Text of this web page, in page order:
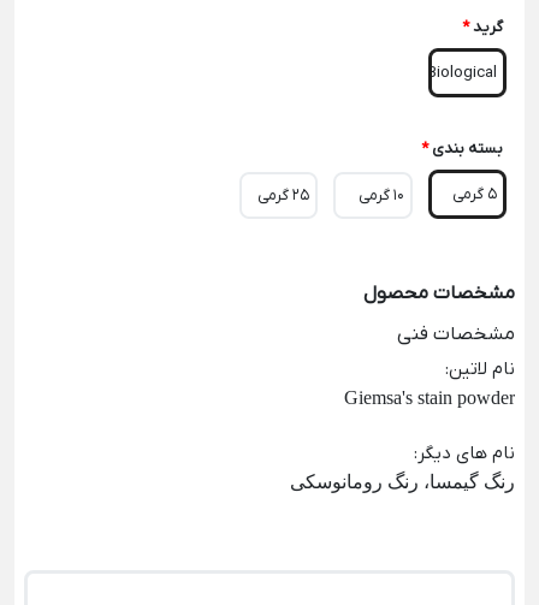
گرید*
Biological
بسته بندی *
5 گرمی 10 گرمی 25 گرمی
مشخصات محصول
مشخصات فنی
نام لاتین:
Giemsa's stain powder
نام های دیگر :
رنگ گیمسا، رنگ رومانوسکی